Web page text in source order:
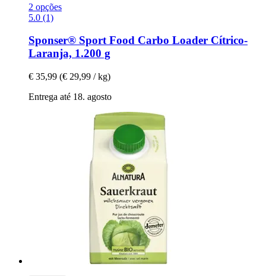
2 opções
5.0 (1)
Sponser® Sport Food Carbo Loader Cítrico-​
Laranja, 1.200 g
€ 35,99 (€ 29,99 / kg)
Entrega até 18. agosto